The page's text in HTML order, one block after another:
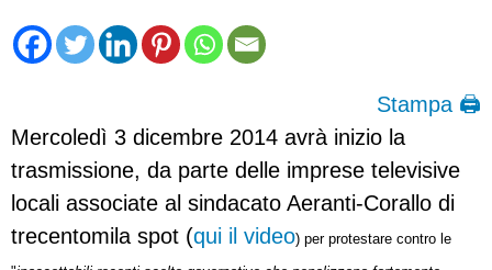
Stampa 🖨
Mercoledì 3 dicembre 2014 avrà inizio la
trasmissione, da parte delle imprese televisive
locali associate al sindacato Aeranti-Corallo di
trecentomila spot (qui il video) per protestare contro le